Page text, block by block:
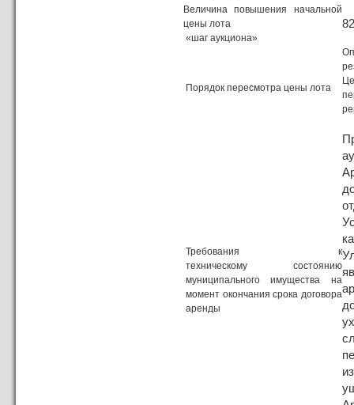
Величина повышения начальной
цены лота
«шаг аукциона»
Порядок пересмотра цены лота
Требования к
техническому состоянию
муниципального имущества на
момент окончания срока договора
аренды